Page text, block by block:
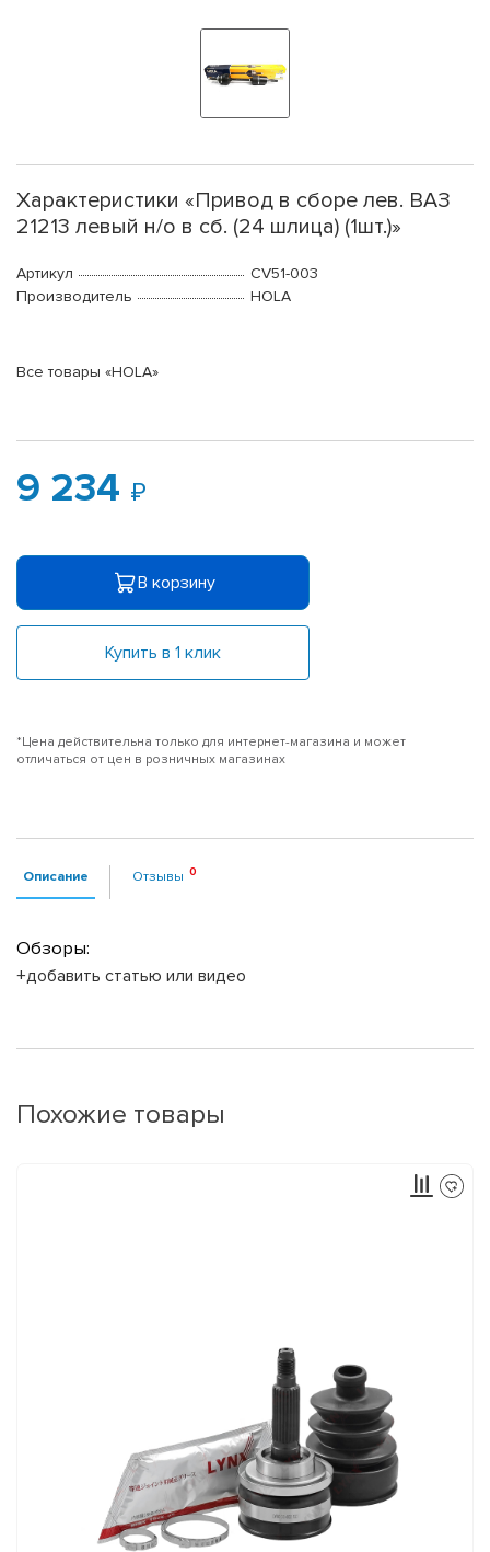
Характеристики «Привод в сборе лев. ВАЗ
21213 левый н/о в сб. (24 шлица) (1шт.)»
Артикул
CV51-003
Производитель
HOLA
Все товары «HOLA»
9 234
В корзину
Купить в 1 клик
*Цена действительна только для интернет-магазина и может
отличаться от цен в розничных магазинах
Описание Отзывы
Обзоры:
+добавить статью или видео
Похожие товары